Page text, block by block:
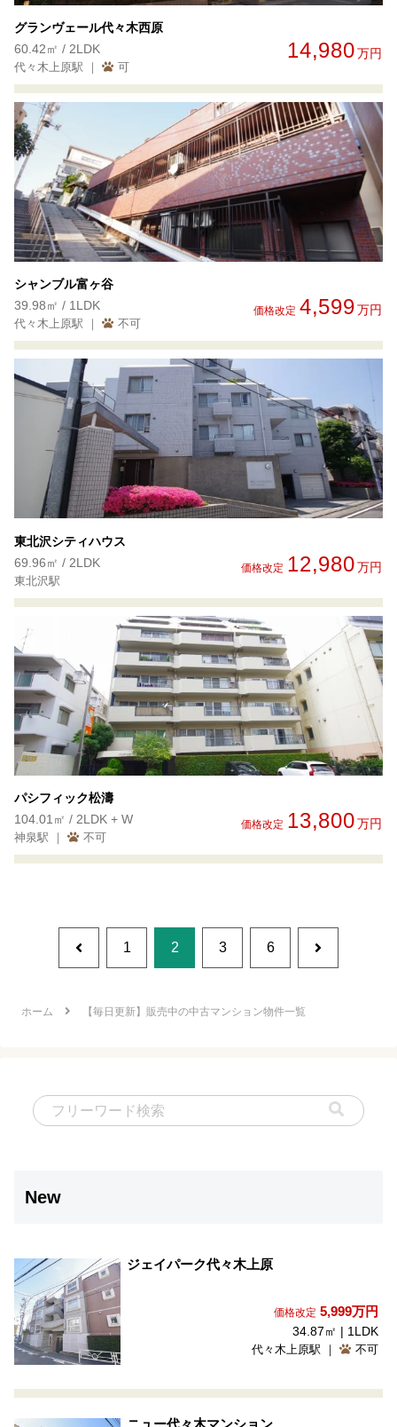
グランヴェール代々木西原
14,980万円
60.42㎡ / 2LDK
代々木上原駅 ｜ 可
シャンブル富ヶ谷
価格改定 4,599万円
39.98㎡ / 1LDK
代々木上原駅 ｜ 不可
東北沢シティハウス
価格改定 12,980万円
69.96㎡ / 2LDK
東北沢駅
パシフィック松濤
価格改定 13,800万円
104.01㎡ / 2LDK + W
神泉駅 ｜ 不可
前 1 2 3 6 次
ホーム 【毎日更新】販売中の中古マンション物件一覧
New
ジェイパーク代々木上原
価格改定 5,999万円
34.87㎡ | 1LDK
代々木上原駅 ｜ 不可
ニュー代々木マンション